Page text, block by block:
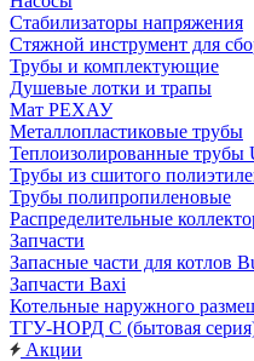
Стабилизаторы напряжения
Стяжной инструмент для
Трубы и комплектующие
Душевые лотки и трапы
Мат РЕХАУ
Металлопластиковые трубы
Теплоизолированные
Трубы из сшитого
Трубы полипропиленовые
Распределительные
Запчасти
Запасные части для котлов
Запчасти Baxi
Котельные наружного
ТГУ-НОРД С (бытовая
Акции